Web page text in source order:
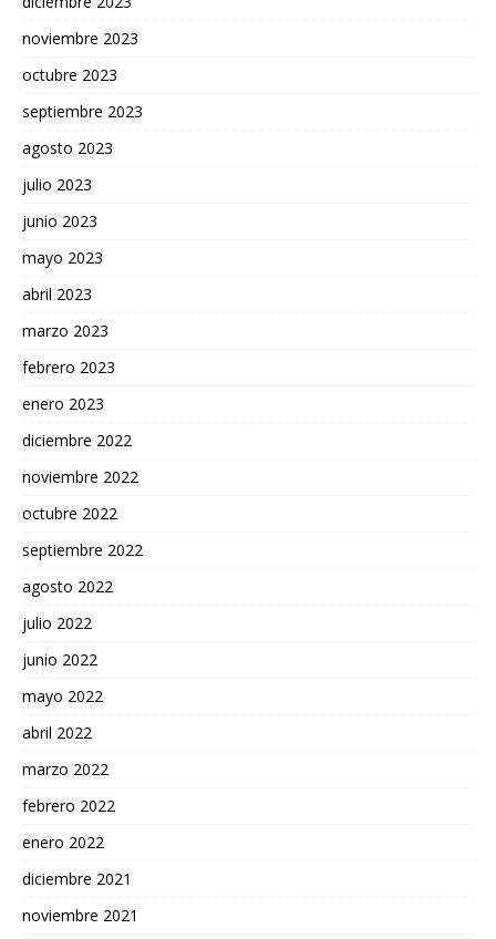
noviembre 2023
octubre 2023
septiembre 2023
agosto 2023
julio 2023
junio 2023
mayo 2023
abril 2023
marzo 2023
febrero 2023
enero 2023
diciembre 2022
noviembre 2022
octubre 2022
septiembre 2022
agosto 2022
julio 2022
junio 2022
mayo 2022
abril 2022
marzo 2022
febrero 2022
enero 2022
diciembre 2021
noviembre 2021